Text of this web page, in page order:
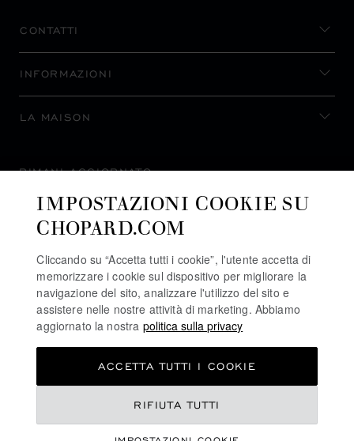
CONTATTI
INFORMAZIONI
LA MAISON
RIMANI AGGIORNATO
ISCRIVITI ALLA NEWSLETTER
POLITICA SUI COOKIE
IMPOSTAZIONI COOKIE SU
CHOPARD.COM
Cliccando su “Accetta tutti i cookie”, l'utente accetta di
memorizzare i cookie sul dispositivo per migliorare la
navigazione del sito, analizzare l'utilizzo del sito e
assistere nelle nostre attività di marketing. Abbiamo
aggiornato la nostra politica sulla privacy
RIFIUTA TUTTI
ACCETTA TUTTI I COOKIE